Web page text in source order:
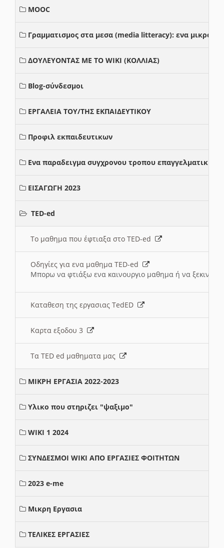
MOOC
Γραμματισμος στα μεσα (media litteracy): ενα μικρο
ΔΟΥΛΕΥΟΝΤΑΣ ΜΕ ΤΟ WIKI (ΚΟΛΛΙΑΣ)
Blog-σύνδεσμοι
ΕΡΓΑΛΕΙΑ ΤΟΥ/ΤΗΣ ΕΚΠΑΙΔΕΥΤΙΚΟΥ
Προφιλ εκπαιδευτικων
Ενα παραδειγμα συγχρονου τροπου επαγγελματικης
ΕΙΣΑΓΩΓΗ 2023
TED-ed
Το μαθημα που έφτιαξα στο TED-ed
Οδηγίες για ενα μαθημα TED-ed
Μπορω να φτιάξω ενα καινουργιο μαθημα ή να
Καταθεση της εργασιας TedED
Καρτα εξοδου 3
Τα TED ed μαθηματα μας
ΜΙΚΡΗ ΕΡΓΑΣΙΑ 2022-2023
Υλικο που στηριζει "ψαξιμο"
WIKI 1 2024
ΣΥΝΔΕΣΜΟΙ WIKI ΑΠΟ ΕΡΓΑΣΙΕΣ ΦΟΙΤΗΤΩΝ
2023 e-me
Μικρη Εργασια
ΤΕΛΙΚΕΣ ΕΡΓΑΣΙΕΣ